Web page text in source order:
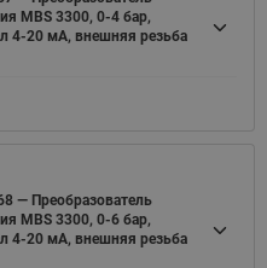
MBS 3300, 0-4 бар,
4-20 мА, внешняя резьба
— Преобразователь
MBS 3300, 0-6 бар,
4-20 мА, внешняя резьба